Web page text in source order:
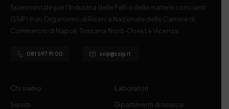
Sperimentale per l’Industria delle Pelli e delle materie concianti
(SSIP) è un Organismo di Ricerca Nazionale delle Camere di
Commercio di Napoli, Toscana Nord-Ovest e Vicenza.
081 597 91 00 ssip@ssip.it
Chi siamo
Servizi
Laboratori
Dipartimenti di ricerca